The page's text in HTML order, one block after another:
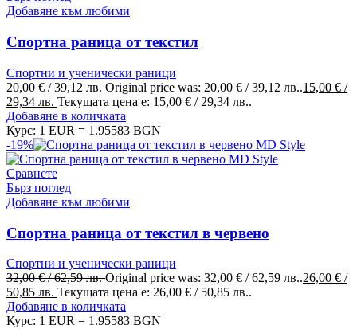
Добавяне към любими
Спортна раница от текстил
Спортни и ученически раници
20,00€/ 39,12 лв.Original price was: 20,00 € / 39,12 лв..15,00 € /
29,34 лв. Текущата цена е: 15,00 € / 29,34 лв..
Добавяне в количката
Курс: 1 EUR = 1.95583 BGN
-19%
Сравнете
Бърз поглед
Добавяне към любими
Спортна раница от текстил в червено
Спортни и ученически раници
32,00€/ 62,59 лв.Original price was: 32,00 € / 62,59 лв..26,00 € /
50,85 лв. Текущата цена е: 26,00 € / 50,85 лв..
Добавяне в количката
Курс: 1 EUR = 1.95583 BGN